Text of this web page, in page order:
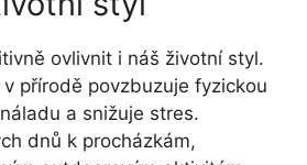
ovlivnit i náš životní styl.
přírodě povzbuzuje fyzickou
a snižuje stres.
dnů k procházkám,